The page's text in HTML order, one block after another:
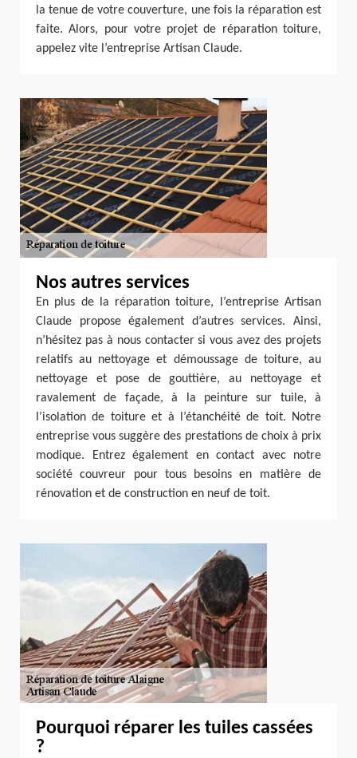
la tenue de votre couverture, une fois la réparation est
faite. Alors, pour votre projet de réparation toiture,
appelez vite l’entreprise Artisan Claude.
Nos autres services
En plus de la réparation toiture, l’entreprise Artisan
Claude propose également d’autres services. Ainsi,
n’hésitez pas à nous contacter si vous avez des projets
relatifs au nettoyage et démoussage de toiture, au
nettoyage et pose de gouttière, au nettoyage et
ravalement de façade, à la peinture sur tuile, à
l’isolation de toiture et à l’étanchéité de toit. Notre
entreprise vous suggère des prestations de choix à prix
modique. Entrez également en contact avec notre
société couvreur pour tous besoins en matière de
rénovation et de construction en neuf de toit.
Pourquoi réparer les tuiles cassées
?